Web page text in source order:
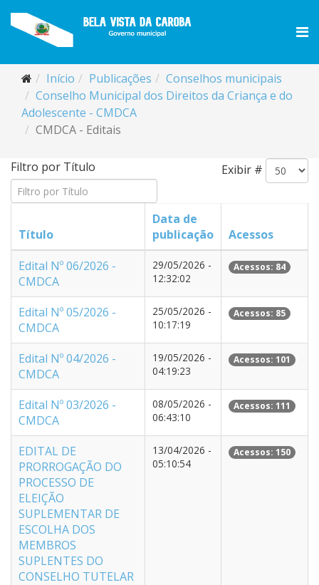
Início Publicações
Conselhos municipais
Conselho Municipal dos Direitos da Criança e do
Adolescente - CMDCA
CMDCA - Editais
Filtro por Título Exibir #
Título
Data de
publicação
Acessos
Edital Nº 06/2026 -
CMDCA
29/05/2026 -
12:32:02
Acessos: 84
Edital Nº 05/2026 -
CMDCA
25/05/2026 -
10:17:19
Acessos: 85
Edital Nº 04/2026 -
CMDCA
19/05/2026 -
04:19:23
Acessos: 101
Edital Nº 03/2026 -
CMDCA
08/05/2026 -
06:43:10
Acessos: 111
EDITAL DE
PRORROGAÇÃO DO
PROCESSO DE
ELEIÇÃO
SUPLEMENTAR DE
ESCOLHA DOS
MEMBROS
SUPLENTES DO
CONSELHO TUTELAR
13/04/2026 -
05:10:54
Acessos: 150